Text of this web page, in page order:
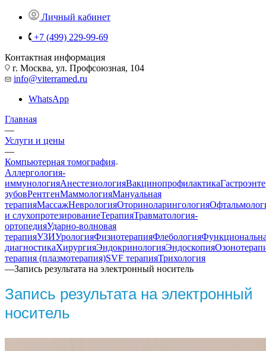
Личный кабинет
+7 (499) 229-99-69
Контактная информация
г. Москва, ул. Профсоюзная, 104
info@viterramed.ru
WhatsApp
Главная
—
Услуги и цены
—
Компьютерная томография
Аллергология-
иммунологияАнестезиологияВакцинопрофилактика
зубовРентгенМаммологияМануальная
терапияМассажНеврологияОториноларингология
и слухопротезированиеТерапияТравматология-
ортопедияУдарно-волновая
терапияУЗИУрологияФизиотерапияФлебология
диагностикаХирургияЭндокринологияЭндоскопия
терапия (плазмотерапия)SVF терапияТрихология
—Запись результата на электронный носитель
Запись результата на электронный
носитель